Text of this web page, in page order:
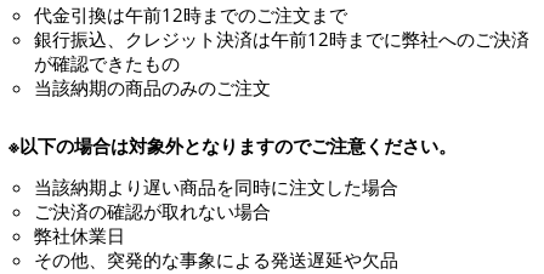
代金引換は午前12時までのご注文まで
銀行振込、クレジット決済は午前12時までに弊社へのご決済
が確認できたもの
当該納期の商品のみのご注文
※以下の場合は対象外となりますのでご注意ください。
当該納期より遅い商品を同時に注文した場合
ご決済の確認が取れない場合
弊社休業日
その他、突発的な事象による発送遅延や欠品